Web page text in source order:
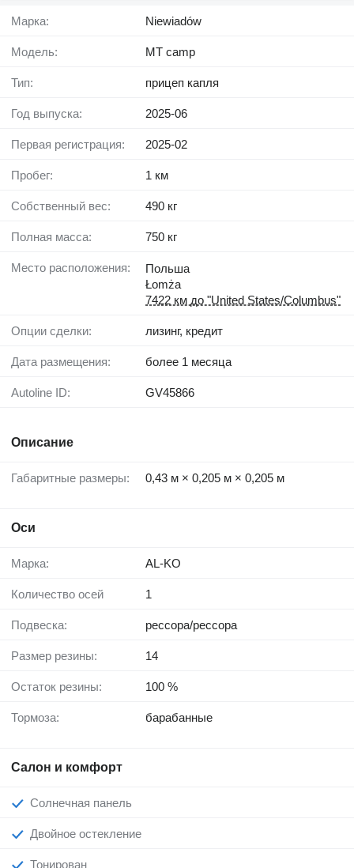
Марка: Niewiadów
Модель: MT camp
Тип: прицеп капля
Год выпуска: 2025-06
Первая регистрация: 2025-02
Пробег: 1 км
Собственный вес: 490 кг
Полная масса: 750 кг
Место расположения:
Польша
Łomża
7422 км до "United States/Columbus"
Опции сделки: лизинг, кредит
Дата размещения: более 1 месяца
Autoline ID: GV45866
Описание
Габаритные размеры: 0,43 м × 0,205 м × 0,205 м
Оси
Марка: AL-KO
Количество осей 1
Подвеска: рессора/рессора
Размер резины: 14
Остаток резины: 100 %
Тормоза: барабанные
Салон и комфорт
Солнечная панель
Двойное остекление
Тонирован